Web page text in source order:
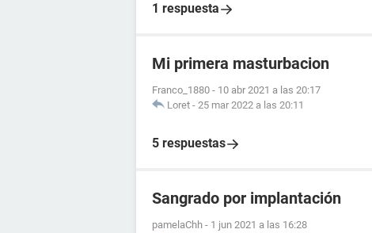
1 respuesta
Mi primera masturbacion
Franco_1880 - 10 abr 2021 a las 20:17
Loret - 25 mar 2022 a las 20:11
5 respuestas
Sangrado por implantación
pamelaChh - 1 jun 2021 a las 16:28